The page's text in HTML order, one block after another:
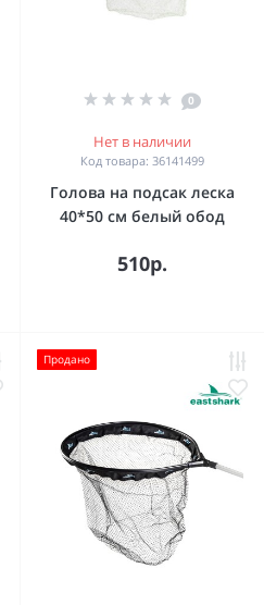
0
Нет в наличии
Код товара: 36141499
Голова на подсак леска
40*50 см белый обод
510р.
Продано